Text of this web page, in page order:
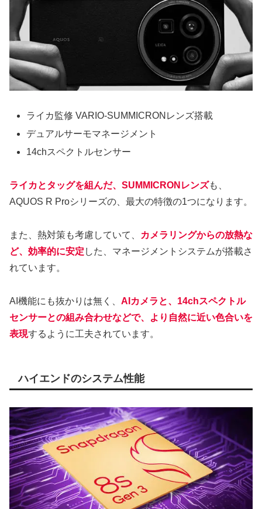
ライカ監修 VARIO-SUMMICRONレンズ搭載
デュアルサーモマネージメント
14chスペクトルセンサー
ライカとタッグを組んだ、SUMMICRONレンズも、
AQUOS R Proシリーズの、最大の特徴の1つになります。
また、熱対策も考慮していて、
カメラリングからの放熱な
ど、効率的に安定 した、マネージメントシステムが搭載さ
れています。
AI機能にも抜かりは無く、 AIカメラと、14chスペクトル
センサーとの組み合わせなどで、より自然に近い色合いを
表現するように工夫されています。
ハイエンドのシステム性能